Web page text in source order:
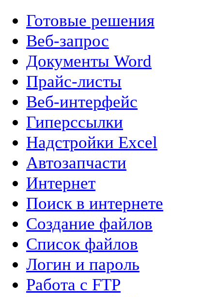
Готовые решения
Веб-запрос
Документы Word
Прайс-листы
Веб-интерфейс
Гиперссылки
Надстройки Excel
Автозапчасти
Интернет
Поиск в интернете
Создание файлов
Список файлов
Логин и пароль
Работа с FTP